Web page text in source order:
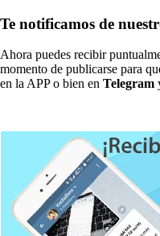
Te notificamos de
Ahora puedes recibir
momento de publicarse para
en la APP o bien en Telegram